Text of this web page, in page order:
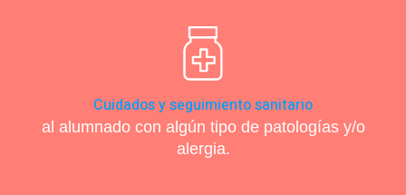
Cuidados y seguimiento sanitario
al alumnado con algún tipo de patologías y/o
alergia.